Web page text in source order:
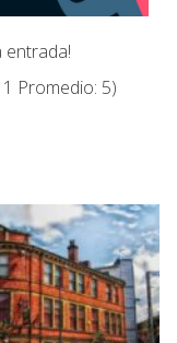
entrada!
1 Promedio: 5)